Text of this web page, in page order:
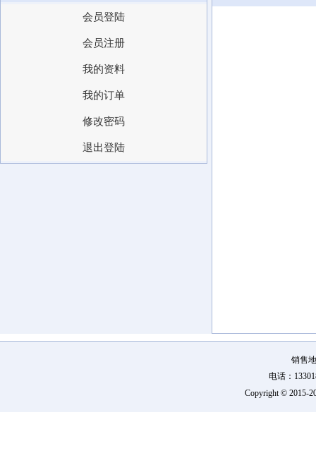
会员登陆
会员注册
我的资料
我的订单
修改密码
退出登陆
销售
电话：
Copyright © 2015-